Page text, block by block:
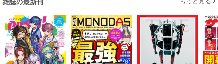
雑誌の最新刊